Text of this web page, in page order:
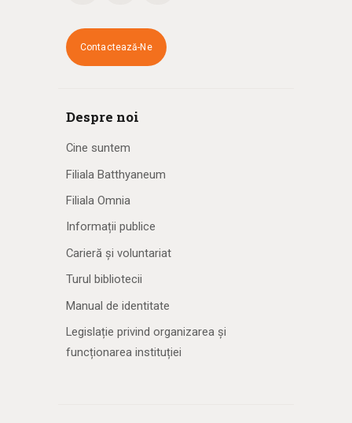
Contactează-Ne
Despre noi
Cine suntem
Filiala Batthyaneum
Filiala Omnia
Informații publice
Carieră și voluntariat
Turul bibliotecii
Manual de identitate
Legislație privind organizarea și
funcționarea instituției